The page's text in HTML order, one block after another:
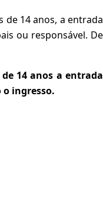
de 14 anos, a entrada
ou responsável. De
14 anos a entrada
ingresso.